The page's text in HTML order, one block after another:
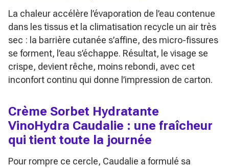
La chaleur accélère l’évaporation de l’eau contenue
dans les tissus et la climatisation recycle un air très
sec : la barrière cutanée s’affine, des micro-fissures
se forment, l’eau s’échappe. Résultat, le visage se
crispe, devient rêche, moins rebondi, avec cet
inconfort continu qui donne l’impression de carton.
Crème Sorbet Hydratante
VinoHydra Caudalie : une fraîcheur
qui tient toute la journée
Pour rompre ce cercle, Caudalie a formulé sa